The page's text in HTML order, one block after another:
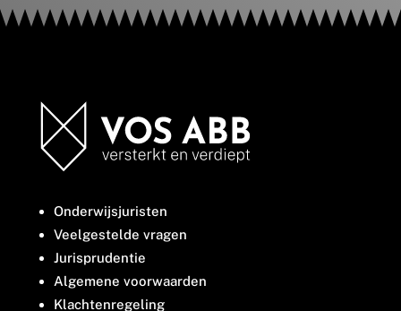
Onderwijsjuristen
Veelgestelde vragen
Jurisprudentie
Algemene voorwaarden
Klachtenregeling